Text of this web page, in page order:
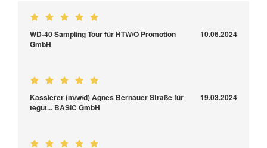
WD-40 Sampling Tour für HTW/O Promotion
GmbH
10.06.2024
Kassierer (m/w/d) Agnes Bernauer Straße für
tegut... BASIC GmbH
19.03.2024